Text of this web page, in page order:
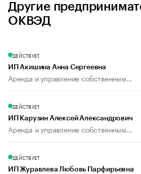
Другие
ОКВЭД
ДЕЙСТВУЕТ
ИП Акишина Анна Сергеевна
Аренда и управление собственным...
ДЕЙСТВУЕТ
ИП Карузин Алексей Александрович
Аренда и управление собственным...
ДЕЙСТВУЕТ
ИП Журавлева Любовь Парфирьевна